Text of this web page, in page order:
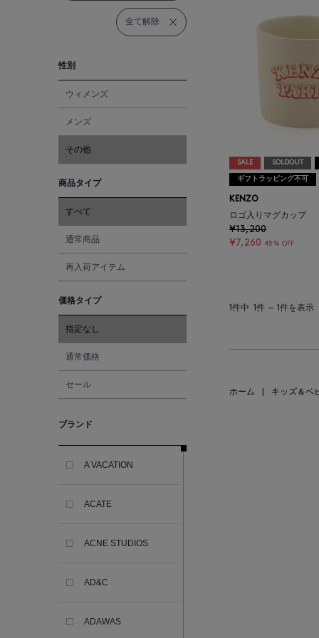
全て解除
性別
ウィメンズ
メンズ
その他
商品タイプ
すべて
通常商品
再入荷アイテム
価格タイプ
指定なし
通常価格
セール
ブランド
A VACATION
ACATE
ACNE STUDIOS
AD&C
ADAWAS
SALE SOLDOUT
ギフトラッピング不可
KENZO
ロゴ入りマグカップ
¥13,200
¥7,260 45% OFF
1件中 1件 ～ 1件を表示
ホーム キッズ＆ベ